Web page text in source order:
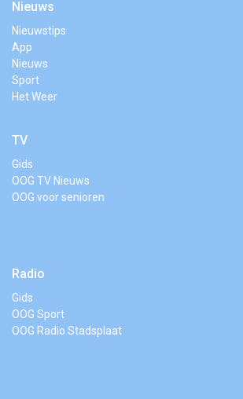
Nieuws
Nieuwstips
App
Nieuws
Sport
Het Weer
TV
Gids
OOG TV Nieuws
OOG voor senioren
Radio
Gids
OOG Sport
OOG Radio Stadsplaat